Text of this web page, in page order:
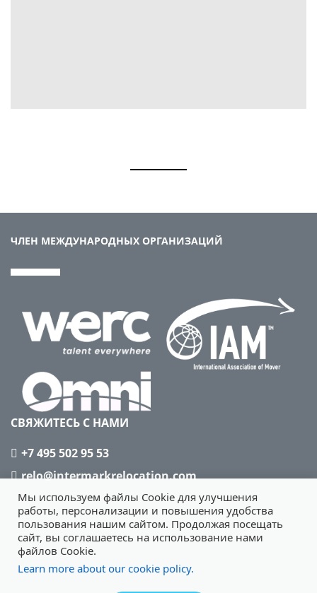
Мы используем файлы Cookie для улучшения
работы, персонализации и повышения удобства
пользования нашим сайтом. Продолжая посещать
сайт, вы соглашаетесь на использование нами
файлов Cookie.
Learn more about our cookie policy.
ЧЛЕН МЕЖДУНАРОДНЫХ ОРГАНИЗАЦИЙ
СВЯЖИТЕСЬ С НАМИ
+7 495 502 95 53
relo@intermarkrelocation.com